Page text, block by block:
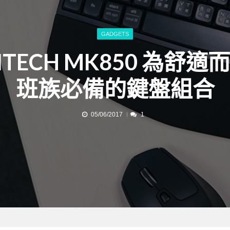
GADGETS
MK850 為舒適
班族必備的鍵盤組合
05/06/2017 1